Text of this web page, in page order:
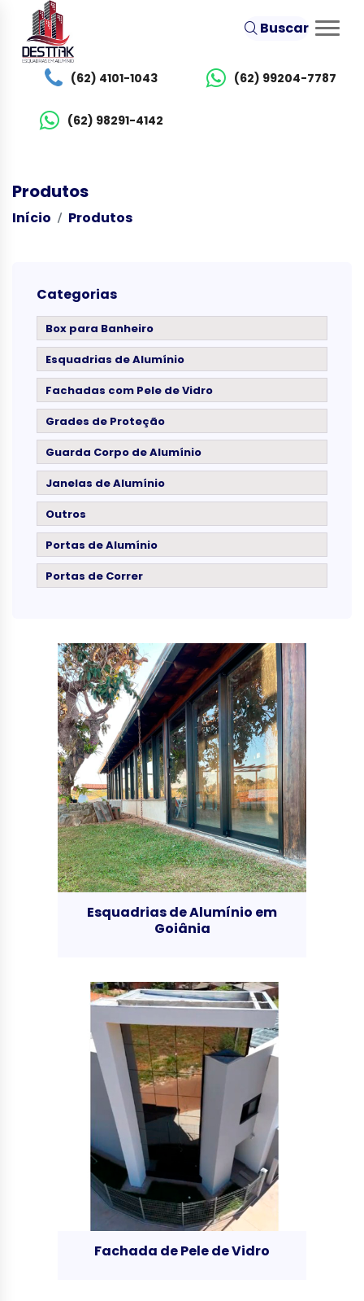
Buscar
(62) 4101-1043 (62) 99204-7787
(62) 98291-4142
Produtos
Início Produtos
Categorias
Box para Banheiro
Esquadrias de Alumínio
Fachadas com Pele de Vidro
Grades de Proteção
Guarda Corpo de Alumínio
Janelas de Alumínio
Outros
Portas de Alumínio
Portas de Correr
Esquadrias de Alumínio em
Goiânia
Fachada de Pele de Vidro